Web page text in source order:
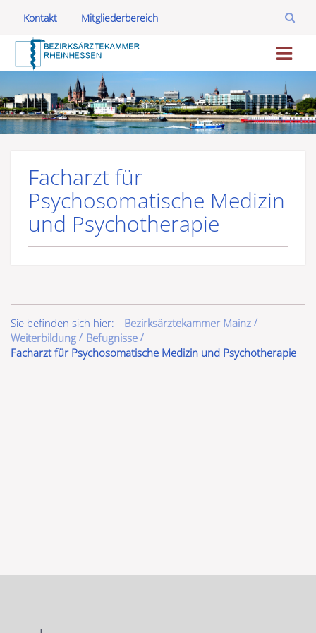
Kontakt Mitgliederbereich
Facharzt für
Psychosomatische Medizin
und Psychotherapie
Sie befinden sich hier:
Bezirksärztekammer Mainz
Weiterbildung
Befugnisse
Facharzt für Psychosomatische Medizin und Psychotherapie